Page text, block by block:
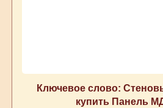
Ключевое слово:
купить Панель